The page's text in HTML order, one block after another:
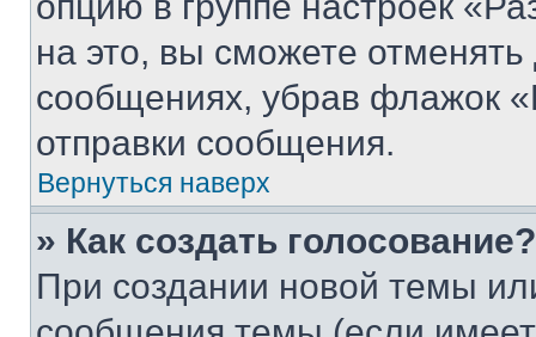
на это, вы сможете
сообщениях, убрав флажок
отправки сообщения.
Вернуться наверх
» Как создать голосование?
При создании новой темы